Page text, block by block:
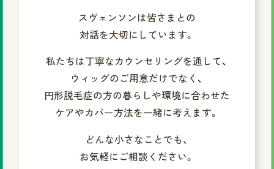
スヴェンソンは皆さまとの
対話を大切にしています。
私たちは丁寧なカウンセリングを通して、
ウィッグのご用意だけでなく、
円形脱毛症の方の暮らしや環境に合わせた
ケアやカバー方法を一緒に考えます。
どんな小さなことでも、
お気軽にご相談ください。